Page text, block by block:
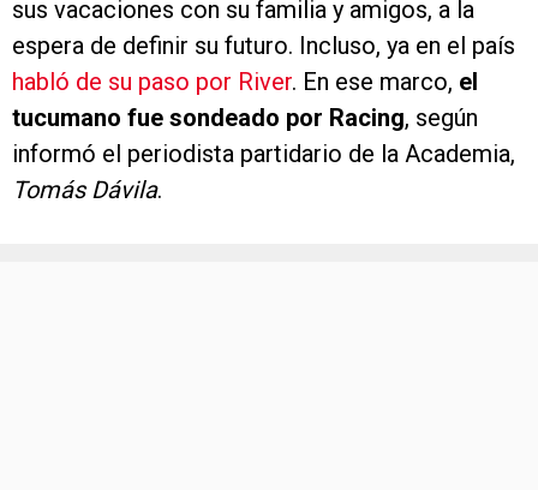
sus vacaciones con su familia y amigos, a la
espera de definir su futuro. Incluso, ya en el país
habló de su paso por River. En ese marco, el
tucumano fue sondeado por Racing, según
informó el periodista partidario de la Academia,
Tomás Dávila.